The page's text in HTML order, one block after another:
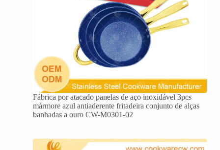
Fábrica por atacado panelas de aço inoxidável 3pcs
mármore azul antiaderente fritadeira conjunto de alças
banhadas a ouro CW-M0301-02